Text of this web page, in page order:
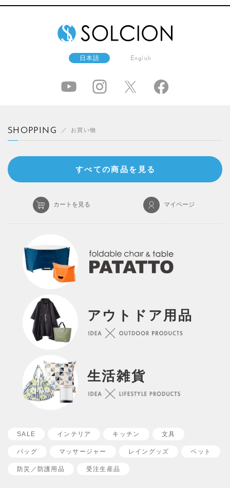
日本語 English
SHOPPING お買い物
すべての商品を見る
カートを見る マイページ
アウトドア用品
生活雑貨
SALE インテリア キッチン 文具
バッグ マッサージャー レイングッズ ペット
防災／ 防護用品 受注生産品